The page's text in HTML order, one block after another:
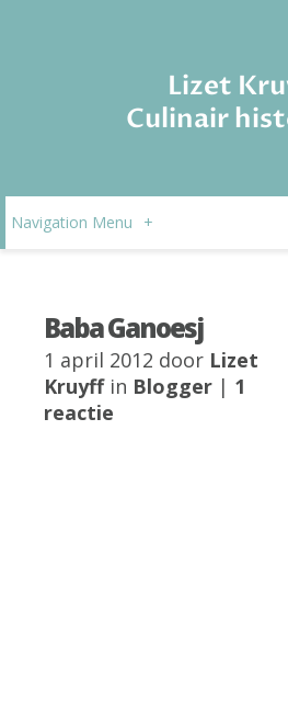
Lizet
Culinair
Navigation Menu +
Baba Ganoesj
1 april 2012 door Lizet
Kruyffin Blogger | 1
reactie